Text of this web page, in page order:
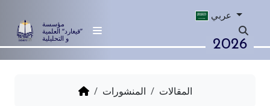
مؤسسة
”قيغارد“ العلمية
و التحليلية
عربي
2026
المنشورات المقالات